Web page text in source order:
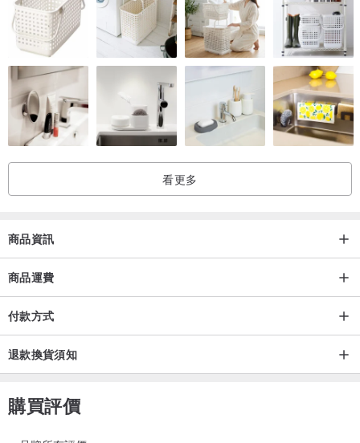
看更多
商品資訊
商品運費
付款方式
退款換貨須知
購買評價